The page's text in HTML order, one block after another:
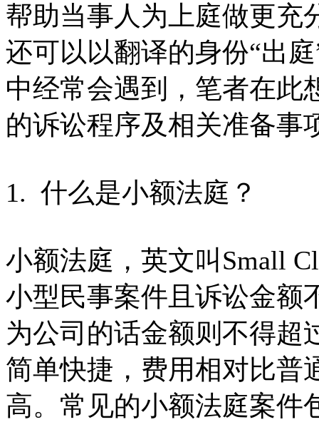
帮助当事人为上庭做更充
还可以以翻译的身份“出
中经常会遇到，笔者在此
的诉讼程序及相关准备事
1. 什么是小额法庭？
小额法庭，英文叫Small
小型民事案件且诉讼金额
为公司的话金额则不得超
简单快捷，费用相对比普
高。常见的小额法庭案件